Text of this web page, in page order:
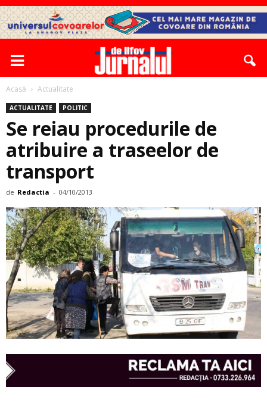
Acasă Actualitate
ACTUALITATE POLITIC
Se reiau procedurile de
atribuire a traseelor de
transport
de Redactia - 04/10/2013